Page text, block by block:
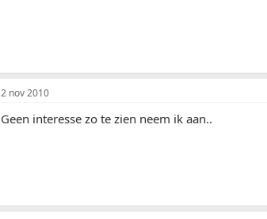
2 nov 2010
Geen interesse zo te zien neem ik aan..